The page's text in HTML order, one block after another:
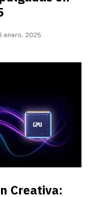
enero, 2025
Creativa: